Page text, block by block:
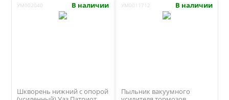
УМ002040 В наличии
Шкворень нижний с опорой
УМ0011712 В наличии
Пыльник вакуумного